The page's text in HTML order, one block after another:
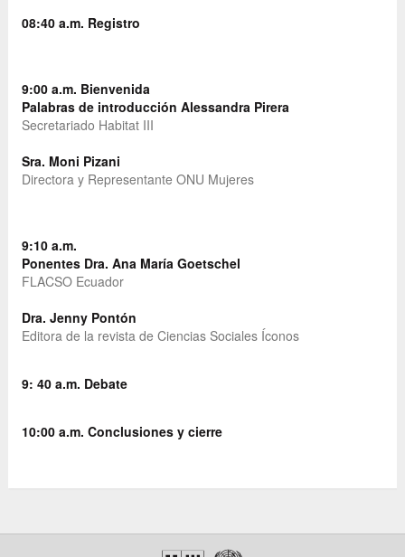
08:40 a.m. Registro
9:00 a.m. Bienvenida
Palabras de introducción Alessandra Pirera
Secretariado Habitat III
Sra. Moni Pizani
Directora y Representante ONU Mujeres
9:10 a.m.
Ponentes Dra. Ana María Goetschel
FLACSO Ecuador
Dra. Jenny Pontón
Editora de la revista de Ciencias Sociales Íconos
9: 40 a.m. Debate
10:00 a.m. Conclusiones y cierre